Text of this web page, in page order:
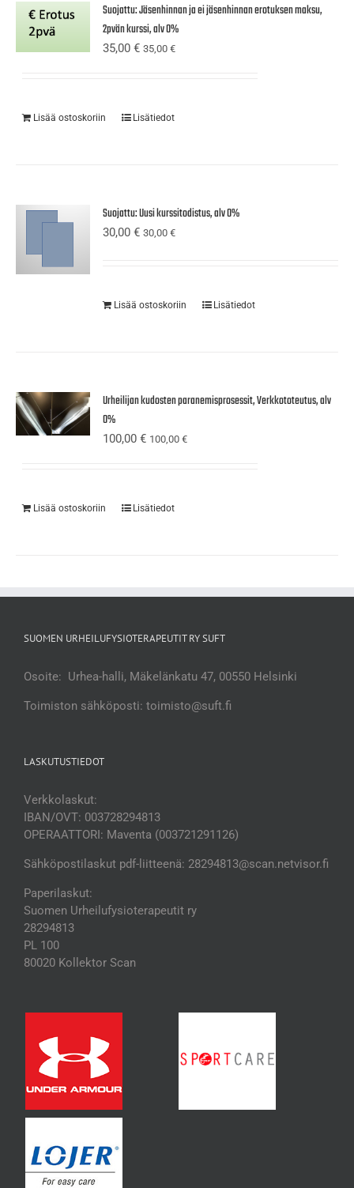
Suojattu: Jäsenhinnan ja ei jäsenhinnan erotuksen maksu,
2pvän kurssi, alv 0%
35,00€ 35,00€
Lisää ostoskoriin Lisätiedot
Suojattu: Uusi kurssitodistus, alv 0%
30,00€ 30,00€
Lisää ostoskoriin Lisätiedot
Urheilijan kudosten paranemisprosessit, Verkkototeutus, alv
0%
100,00€ 100,00€
Lisää ostoskoriin Lisätiedot
SUOMEN URHEILUFYSIOTERAPEUTIT RY SUFT
Osoite: Urhea-halli, Mäkelänkatu 47, 00550 Helsinki
Toimiston sähköposti: toimisto@suft.fi
LASKUTUSTIEDOT
Verkkolaskut:
IBAN/OVT: 003728294813
OPERAATTORI: Maventa (003721291126)
Sähköpostilaskut pdf-liitteenä: 28294813@scan.netvisor.fi
Paperilaskut:
Suomen Urheilufysioterapeutit ry
28294813
PL 100
80020 Kollektor Scan